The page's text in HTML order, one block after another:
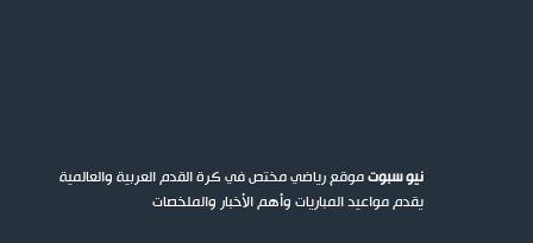
نيو سبوتموقع رياضي مختص في كرة القدم العربية والعالمية
يقدم مواعيد المباريات وأهم الأخبار والملخصات